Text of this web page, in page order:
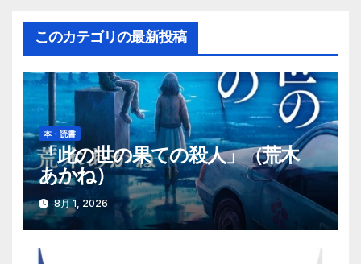
ビ
ゲ
ー
シ
ョ
ン
このカテゴリの最新投稿
本・読書
「此の世の果ての殺人」（荒木
あかね）
8月 1, 2026